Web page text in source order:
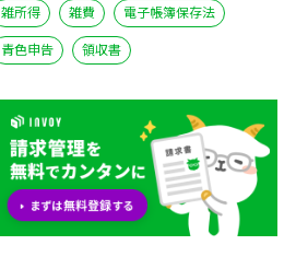
雑所得
雑費
電子帳簿保存法
青色申告
領収書